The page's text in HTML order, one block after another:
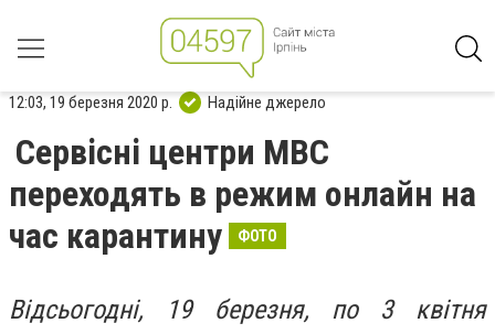
12:03, 19 березня 2020 р. Надійне джерело
Сервісні центри МВС
переходять в режим онлайн на
час карантину
ФОТО
Відсьогодні, 19 березня, по 3 квітня